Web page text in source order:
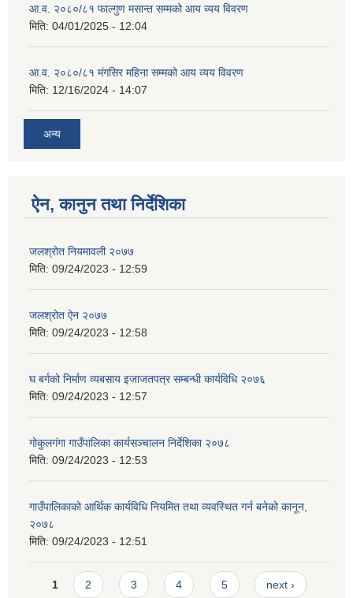
आ.व. २०८०/८१ फाल्गुण मसान्त सम्मको आय व्यय विवरण
मिति: 04/01/2025 - 12:04
आ.व. २०८०/८१ मंगसिर महिना सम्मको आय व्यय विवरण
मिति: 12/16/2024 - 14:07
अन्य
ऐन, कानुन तथा निर्देशिका
जलश्रोत नियमावली २०७७
मिति: 09/24/2023 - 12:59
जलश्रोत ऐन २०७७
मिति: 09/24/2023 - 12:58
घ बर्गको निर्माण व्यबसाय इजाजतपत्र सम्बन्धी कार्यविधि २०७६
मिति: 09/24/2023 - 12:57
गोकुलगंगा गाउँपालिका कार्यसञ्चालन निर्देशिका २०७८
मिति: 09/24/2023 - 12:53
गाउँपालिकाको आर्थिक कार्यविधि नियमित तथा व्यवस्थित गर्न बनेको कानून,
२०७८
मिति: 09/24/2023 - 12:51
Pages
1 2 3 4 5 next ›